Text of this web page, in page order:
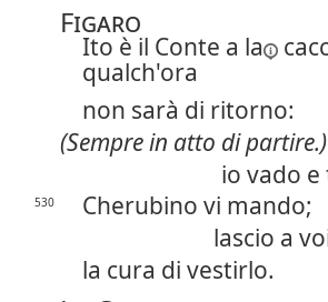
Figaro
Ito è il Conte a la
qualch'ora
non sarà di ritorno:
(Sempre in atto di partire.)
io vado
530
Cherubino vi mando;
lascio a
la cura di vestirlo.